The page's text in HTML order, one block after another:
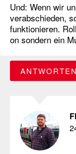
Und: Wenn wir
verabschieden,
funktionieren.
on sondern ein
ANTWORTEN